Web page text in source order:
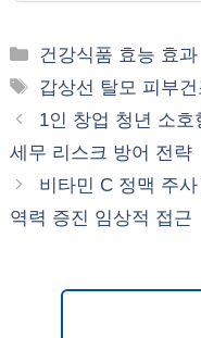
카
테
리
건강식품 효능 효과
태
그
갑상선 탈모 피부건
1인 창업 청년 소
세무 리스크 방어 전략
비타민 C 정맥 주
역력 증진 임상적 접근